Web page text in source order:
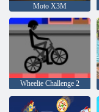
Moto X3M
Wheelie Challenge 2